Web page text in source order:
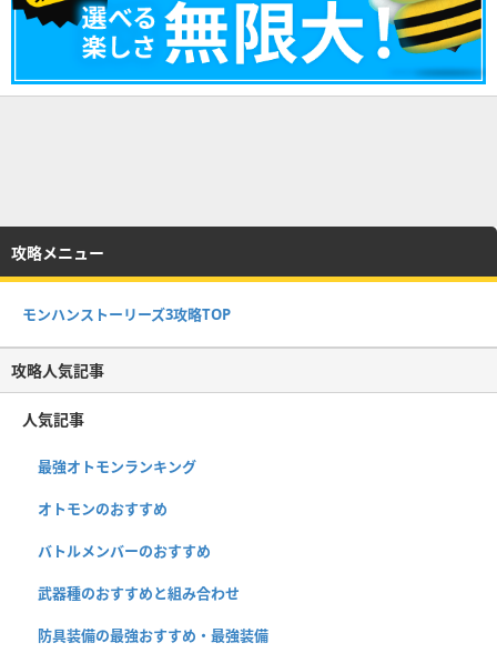
攻略メニュー
モンハンストーリーズ3攻略TOP
攻略人気記事
人気記事
最強オトモンランキング
オトモンのおすすめ
バトルメンバーのおすすめ
武器種のおすすめと組み合わせ
防具装備の最強おすすめ・最強装備